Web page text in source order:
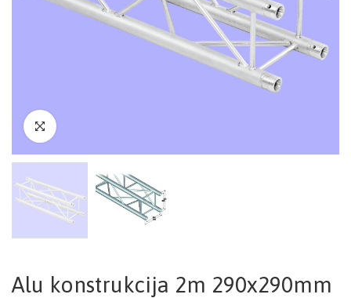
Alu konstrukcija 2m 290x290mm